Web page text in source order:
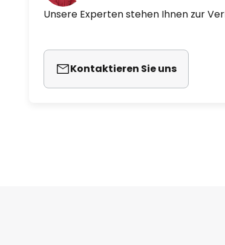
Unsere Experten stehen Ihnen zur
Kontaktieren Sie uns